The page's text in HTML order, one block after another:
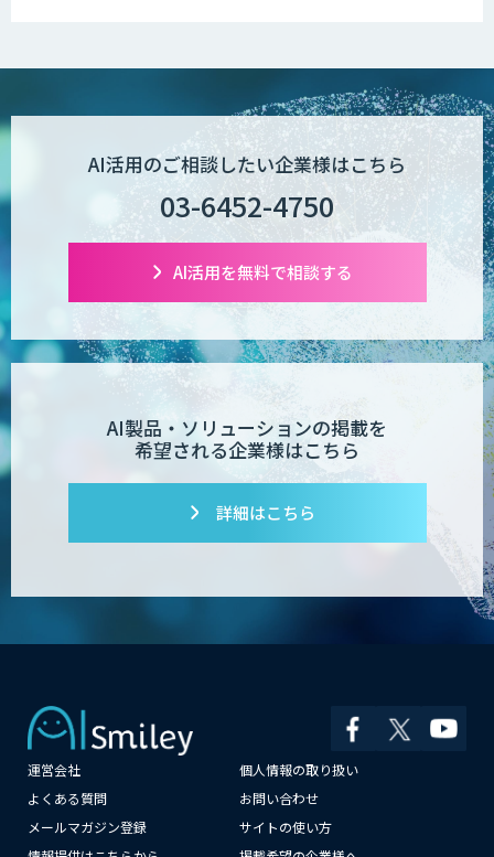
析総合ソリューション
デジパーク
デジフロー
大型車専用 巻き込み警告システム SEES-
1000シリーズ
AI活用のご相談したい企業様はこちら
03-6452-4750
AI活用を無料で相談する
AI製品・ソリューションの掲載を
希望される企業様はこちら
詳細はこちら
運営会社
個人情報の取り扱い
よくある質問
お問い合わせ
メールマガジン登録
サイトの使い方